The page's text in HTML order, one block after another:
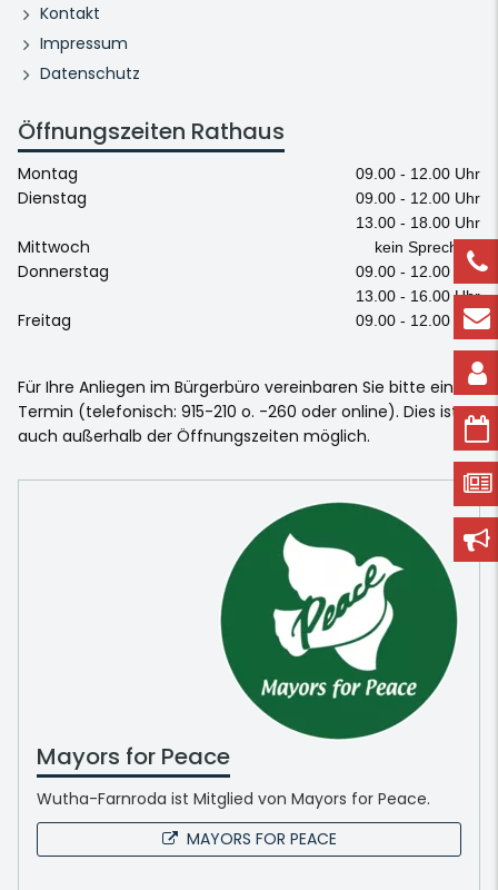
Kontakt
Impressum
Datenschutz
Öffnungszeiten Rathaus
Montag 09.00 - 12.00 Uhr
Dienstag
09.00 - 12.00 Uhr
13.00 - 18.00 Uhr
Mittwoch kein Sprechtag
Donnerstag
09.00 - 12.00 Uhr
13.00 - 16.00 Uhr
Freitag 09.00 - 12.00 Uhr
Für Ihre Anliegen im Bürgerbüro vereinbaren Sie bitte einen
Termin (telefonisch: 915-210 o. -260 oder online). Dies ist
auch außerhalb der Öffnungszeiten möglich.
Mayors for Peace
Wutha-Farnroda ist Mitglied von Mayors for Peace.
MAYORS FOR PEACE